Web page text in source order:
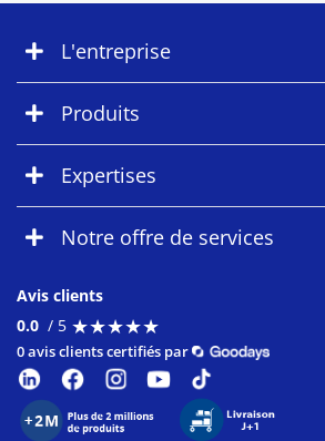
L'entreprise
Produits
Expertises
Notre offre de services
Avis clients
0.0 / 5 ★★★★★
★★★★★
0 avis clients certifiés par